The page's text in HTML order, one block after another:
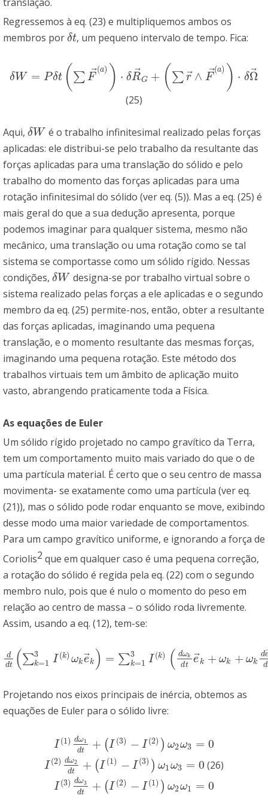
Regressemos à eq. (23) e multipliquemos ambos os
membros por δt
δt, um pequeno intervalo de tempo. Fica:
δW = Pδt ( ∑ F⃗
(a) ) ⋅ δR⃗
G + ( ∑ r⃗∧ F ⃗
(a) ) ⋅ δΩ⃗
δW= Pδ t(∑F→ a) )⋅δR→ G+ ( ∑r→∧ F→ ( a)) ⋅δΩ→
(25)
Aqui, δW
δW é o trabalho infinitesimal realizado pelas forças
aplicadas: ele distribui-se pelo trabalho da resultante das
forças aplicadas para uma translação do sólido e pelo
trabalho do momento das forças aplicadas para uma
rotação infinitesimal do sólido (ver eq. (5)). Mas a eq. (25) é
mais geral do que a sua dedução apresenta, porque
podemos imaginar para qualquer sistema, mesmo não
mecânico, uma translação ou uma rotação como se tal
sistema se comportasse como um sólido rígido. Nessas
condições, δW
δW designa-se por trabalho virtual sobre o
sistema realizado pelas forças a ele aplicadas e o segundo
membro da eq. (25) permite-nos, então, obter a resultante
das forças aplicadas, imaginando uma pequena
translação, e o momento resultante das mesmas forças,
imaginando uma pequena rotação. Este método dos
trabalhos virtuais tem um âmbito de aplicação muito
vasto, abrangendo praticamente toda a Física.
As equações de Euler
Um sólido rígido projetado no campo gravítico da Terra,
tem um comportamento muito mais variado do que o de
uma partícula material. É certo que o seu centro de massa
movimenta- se exatamente como uma partícula (ver eq.
(21)), mas o sólido pode rodar enquanto se move, exibindo
desse modo uma maior variedade de comportamentos.
Para um campo gravítico uniforme, e ignorando a força de
Coriolis2 que em qualquer caso é uma pequena correção,
a rotação do sólido é regida pela eq. (22) com o segundo
membro nulo, pois que é nulo o momento do peso em
relação ao centro de massa – o sólido roda livremente.
Assim, usando a eq. (12), tem-se:
d
dt (∑3
k=1 I (k) ωke⃗
k ) = ∑3
k=1 I (k) ( dωk
dt
e⃗
k + ωk + ωk
d
d
dd t( ∑k =1 3 (k)ωke→k )= ∑k =1 3I k) (dωk d e→k+ωk +ωk de →kd
Projetando nos eixos principais de inércia, obtemos as
equações de Euler para o sólido livre:
I (1) dω1
dt + (I (3) − I (2) ) ω2ω3 = 0
I(1)d ω1d t+ I(3 )−I 2)) ω2ω3=0
I (2) dω2
dt + (I (1) − I (3) ) ω1ω3 = 0
I(2)d ω2d t+ I(1)−I 3)) ω1ω3=0 (26)
I (3) dω3
dt + (I (2) − I (1) ) ω2ω1 = 0
I(3)d ω3d t+ I(2 )−I 1)) ω2ω1=0